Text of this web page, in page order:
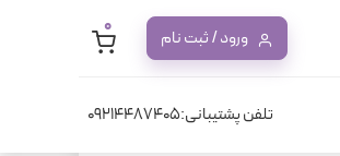
ورود / ثبت نام 0
تلفن پشتیبانی:09214487405